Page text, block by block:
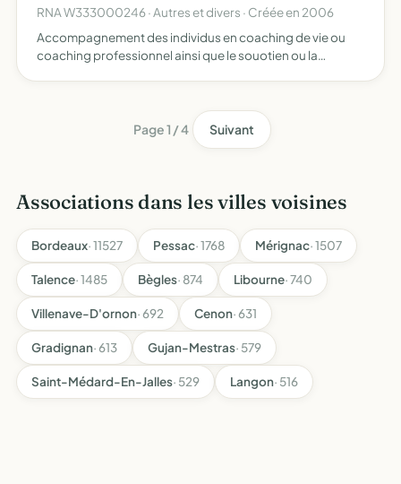
RNA W333000246 · Autres et divers · Créée en 2006
Accompagnement des individus en coaching de vie ou
coaching professionnel ainsi que le souotien ou la
Page 1 / 4 Suivant
Associations dans les villes voisines
Bordeaux· 11527 Pessac· 1768 Mérignac· 1507
Talence· 1485 Bègles· 874 Libourne· 740
Villenave-D'ornon· 692 Cenon· 631
Gradignan· 613 Gujan-Mestras· 579
Saint-Médard-En-Jalles· 529 Langon· 516